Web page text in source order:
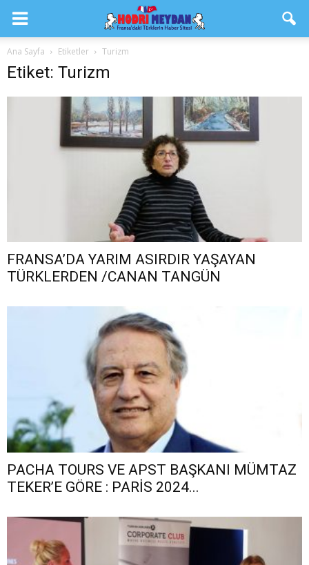
Ana Sayfa Etiketler Turizm
Etiket: Turizm
FRANSA’DA YARIM ASIRDIR YAŞAYAN
TÜRKLERDEN /CANAN TANGÜN
PACHA TOURS VE APST BAŞKANI MÜMTAZ
TEKER’E GÖRE : PARİS 2024...